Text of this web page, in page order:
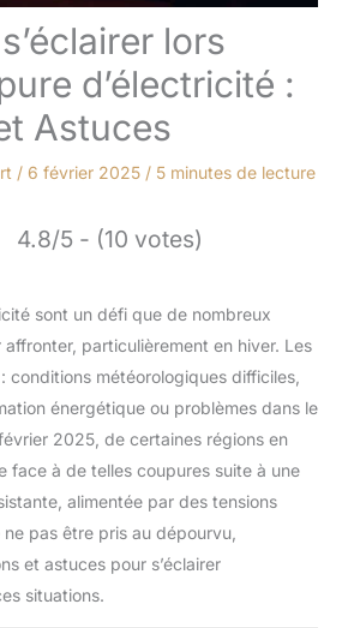
lors
d’électricité :
Astuces
/ 6 février 2025 / 5 minutes de lecture
4.8/5 - (10 votes)
sont un défi que de nombreux
particulièrement en hiver. Les
conditions météorologiques difficiles,
énergétique ou problèmes dans le
2025, de certaines régions en
face à de telles coupures suite à une
alimentée par des tensions
pas être pris au dépourvu,
et astuces pour s’éclairer
situations.